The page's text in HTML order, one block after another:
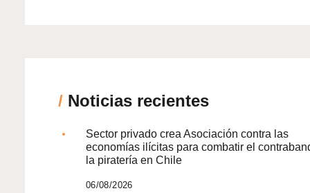
/ Noticias recientes
Sector privado crea Asociación contra las
economías ilícitas para combatir el
la piratería en Chile
06/08/2026